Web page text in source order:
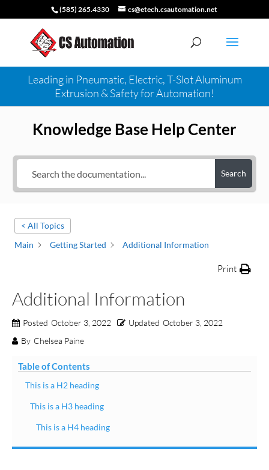
(585) 265.4330 cs@etech.csautomation.net
Leading in Pneumatic, Electric, T-Slot Aluminum
Extrusion & Safety for Automation!
Knowledge Base Help Center
Search
< All Topics
Main
Getting Started Additional Information
Print
Additional Information
Posted October 3, 2022 Updated October 3, 2022
By Chelsea Paine
Table of Contents
This is a H2 heading
This is a H3 heading
This is a H4 heading